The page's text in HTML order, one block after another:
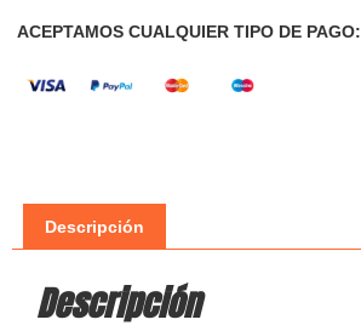
ACEPTAMOS CUALQUIER TIPO DE PAGO:
Descripción
Descripción